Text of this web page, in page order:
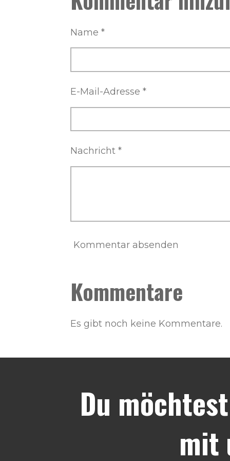
n
n
n
Name *
E-Mail-Adresse *
Nachricht *
Kommentar absenden
Kommentare
Es gibt noch keine Kommentare.
Du
mit